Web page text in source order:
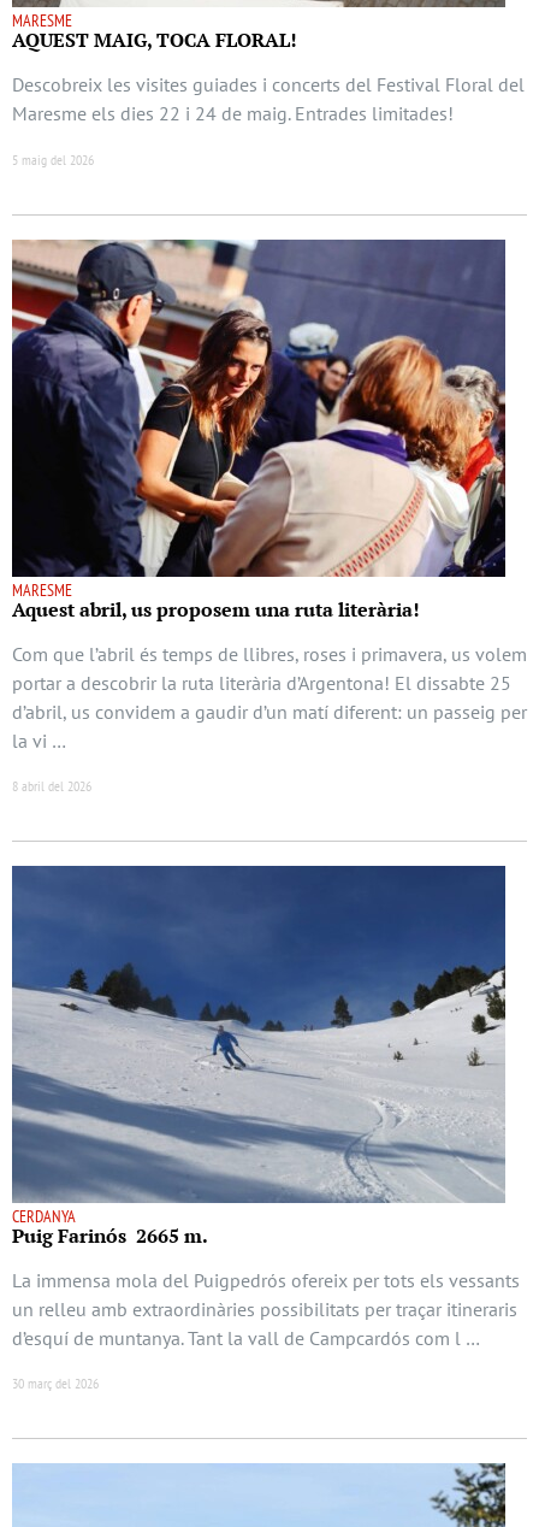
MARESME
AQUEST MAIG, TOCA FLORAL!
Descobreix les visites guiades i concerts del Festival Floral del
Maresme els dies 22 i 24 de maig. Entrades limitades!
5 maig del 2026
MARESME
Aquest abril, us proposem una ruta literària!
Com que l’abril és temps de llibres, roses i primavera, us volem
portar a descobrir la ruta literària d’Argentona! El dissabte 25
d’abril, us convidem a gaudir d’un matí diferent: un passeig per
la vi …
8 abril del 2026
CERDANYA
Puig Farinós 2665 m.
La immensa mola del Puigpedrós ofereix per tots els vessants
un relleu amb extraordinàries possibilitats per traçar itineraris
d’esquí de muntanya. Tant la vall de Campcardós com l …
30 març del 2026